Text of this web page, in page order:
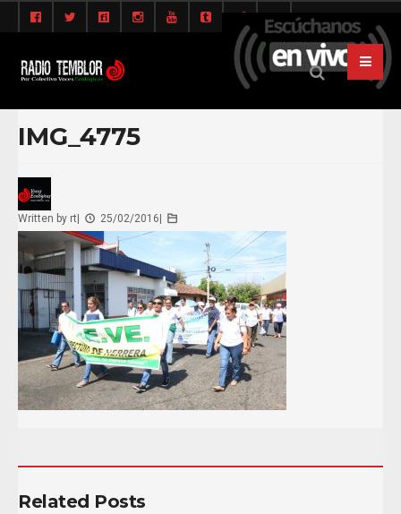
IMG_4775
Written by rt 25/02/2016
Related Posts